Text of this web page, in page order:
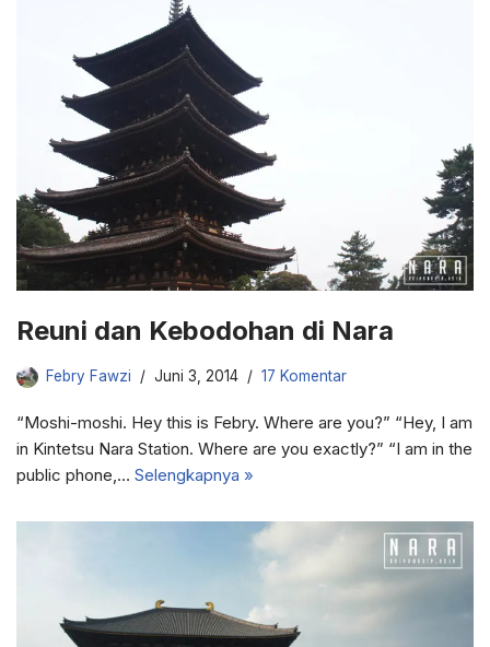
Reuni dan Kebodohan di Nara
Febry Fawzi Juni 3, 2014 17 Komentar
“Moshi-moshi. Hey this is Febry. Where are you?” “Hey, I am
in Kintetsu Nara Station. Where are you exactly?” “I am in the
public phone,… Selengkapnya »